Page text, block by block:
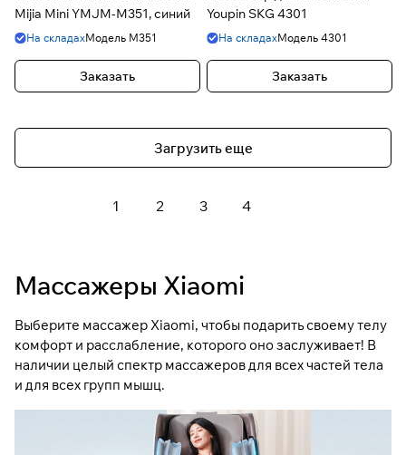
Mijia Mini YMJM-M351, синий
На складахМодель M351
Заказать
Youpin SKG 4301
На складахМодель 4301
Заказать
Загрузить еще
1 2 3 4
Массажеры Xiaomi
Выберите массажер Xiaomi, чтобы подарить своему телу
комфорт и расслабление, которого оно заслуживает! В
наличии целый спектр массажеров для всех частей тела
и для всех групп мышц.